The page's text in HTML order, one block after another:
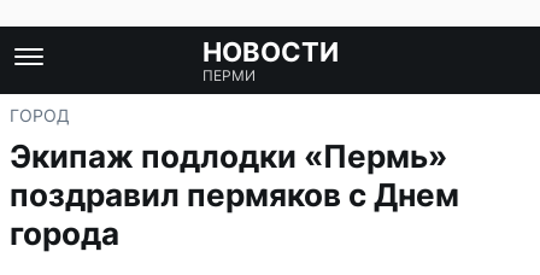
НОВОСТИ
ПЕРМИ
ГОРОД
Экипаж подлодки «Пермь»
поздравил пермяков с Днем
города